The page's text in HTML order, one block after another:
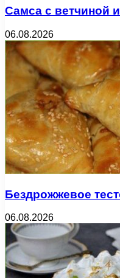
Самса с ветчиной
06.08.2026
Бездрожжевое
06.08.2026